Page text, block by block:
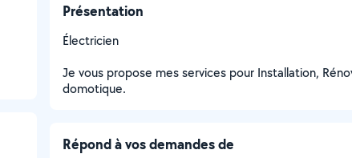
Présentation
Électricien
Je vous propose mes services pour Installation,
domotique.
Répond à vos demandes de